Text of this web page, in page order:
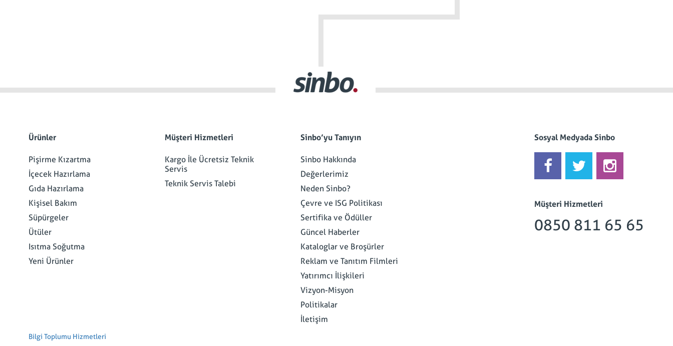
Ürünler
Pişirme Kızartma
İçecek Hazırlama
Gıda Hazırlama
Kişisel Bakım
Süpürgeler
Ütüler
Isıtma Soğutma
Yeni Ürünler
Müşteri Hizmetleri
Kargo İle Ücretsiz Teknik
Servis
Teknik Servis Talebi
Sinbo’yu Tanıyın
Sinbo Hakkında
Değerlerimiz
Neden Sinbo?
Çevre ve ISG Politikası
Sertifika ve Ödüller
Güncel Haberler
Kataloglar ve Broşürler
Reklam ve Tanıtım Filmleri
Yatırımcı İlişkileri
Vizyon-Misyon
Politikalar
İletişim
Sosyal Medyada Sinbo
Müşteri Hizmetleri
0850 811 65 65
Bilgi Toplumu Hizmetleri